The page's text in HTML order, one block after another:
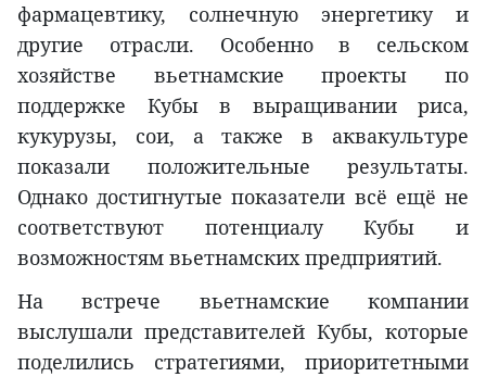
фармацевтику, солнечную энергетику и
другие отрасли. Особенно в сельском
хозяйстве вьетнамские проекты по
поддержке Кубы в выращивании риса,
кукурузы, сои, а также в аквакультуре
показали положительные результаты.
Однако достигнутые показатели всё ещё не
соответствуют потенциалу Кубы и
возможностям вьетнамских предприятий.
На встрече вьетнамские компании
выслушали представителей Кубы, которые
поделились стратегиями, приоритетными